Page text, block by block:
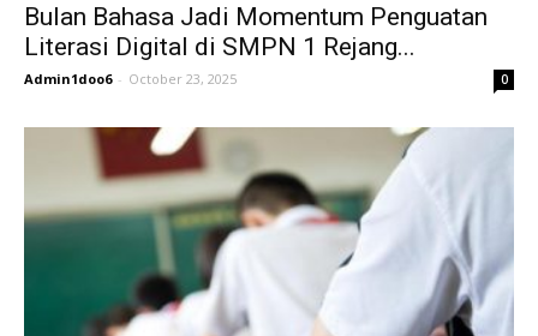
Bulan Bahasa Jadi Momentum Penguatan
Literasi Digital di SMPN 1 Rejang...
Admin1doo6 - October 23, 2025 0